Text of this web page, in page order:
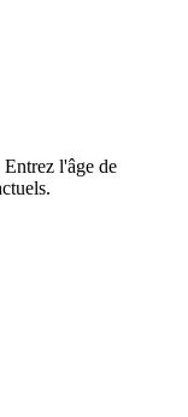
Entrez l'âge de